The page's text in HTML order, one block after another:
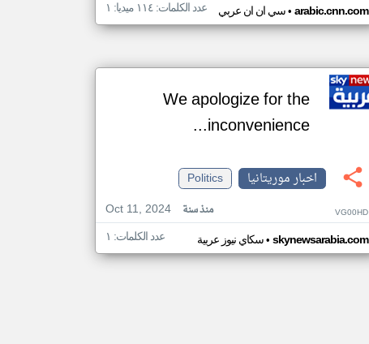
سي ان ان عربي• arabic.cnn.com عدد الكلمات: ١١٤ ميديا: ١
We apologize for the
inconvenience...
اخبار موريتانيا
Politics
Oct 11, 2024
منذ سنة VG00HD
سكاي نيوز عربية• skynewsarabia.com عدد الكلمات: ١